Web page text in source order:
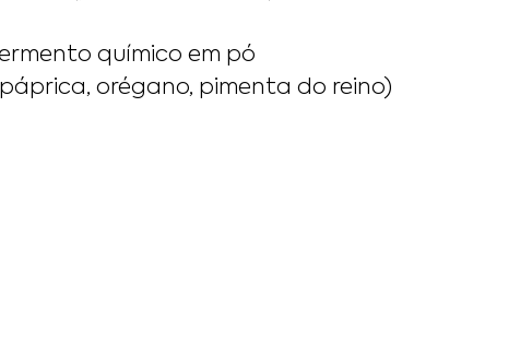
químico em pó
orégano, pimenta do reino)